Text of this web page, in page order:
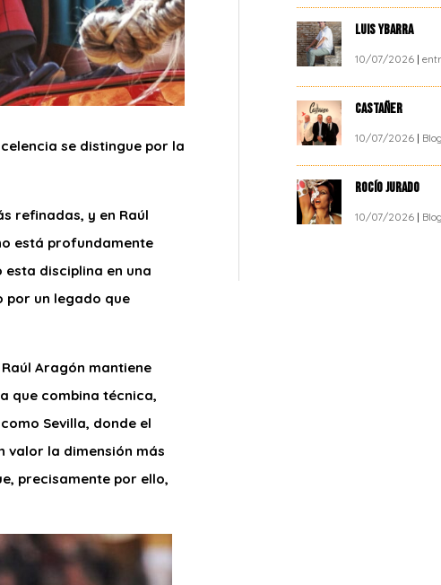
se distingue por la
refinadas, y en Raúl
está profundamente
disciplina en una
por un legado que
Aragón mantiene
que combina técnica,
Sevilla, donde el
valor la dimensión más
precisamente por ello,
LUIS YBARRA
10/07/2026 |
CASTAÑER
10/07/2026 | Blog
ROCÍO JURADO
10/07/2026 | Blog